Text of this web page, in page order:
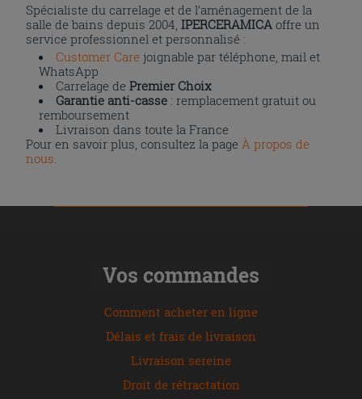
Spécialiste du carrelage et de l’aménagement de la
salle de bains depuis 2004,IPERCERAMICA offre un
service professionnel et personnalisé :
Customer Care joignable par téléphone, mail et
WhatsApp
Carrelage dePremier Choix
Garantie anti-casse : remplacement gratuit ou
remboursement
Livraison dans toute la France
Pour en savoir plus, consultez la page À propos de
nous
Vos commandes
Comment acheter en ligne
Délais et frais de livraison
Livraison sereine
Droit de rétractation